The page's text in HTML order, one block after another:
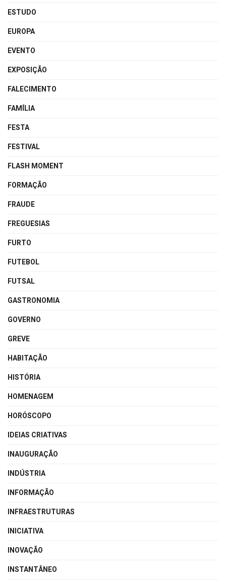
ESTUDO
EUROPA
EVENTO
EXPOSIÇÃO
FALECIMENTO
FAMÍLIA
FESTA
FESTIVAL
FLASH MOMENT
FORMAÇÃO
FRAUDE
FREGUESIAS
FURTO
FUTEBOL
FUTSAL
GASTRONOMIA
GOVERNO
GREVE
HABITAÇÃO
HISTÓRIA
HOMENAGEM
HORÓSCOPO
IDEIAS CRIATIVAS
INAUGURAÇÃO
INDÚSTRIA
INFORMAÇÃO
INFRAESTRUTURAS
INICIATIVA
INOVAÇÃO
INSTANTÂNEO